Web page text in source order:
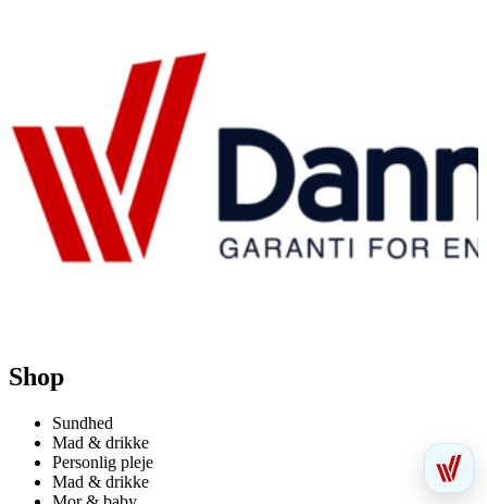
Shop
Sundhed
Mad & drikke
Personlig pleje
Mad & drikke